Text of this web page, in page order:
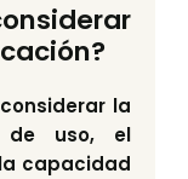
la
de uso, el
capacidad